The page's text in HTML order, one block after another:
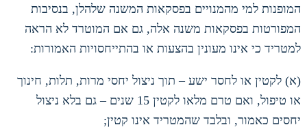
המופנות למי מהמנויים בפסקאות המשנה שלהלן, בנסיבות
המפורטות בפסקאות משנה אלה, גם אם המוטרד לא הראה
למטריד כי אינו מעונין בהצעות או בהתייחסויות האמורות:
(א) לקטין או לחסר ישע – תוך ניצול יחסי מרות, תלות, חינוך
או טיפול, ואם טרם מלאו לקטין 15 שנים – גם בלא ניצול
יחסים כאמור, ובלבד שהמטריד אינו קטין;